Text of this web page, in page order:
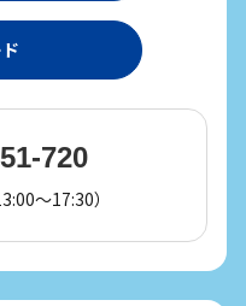
720
～17:30）